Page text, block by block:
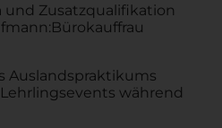
und Zusatzqualifikation
Auslandspraktikums
während